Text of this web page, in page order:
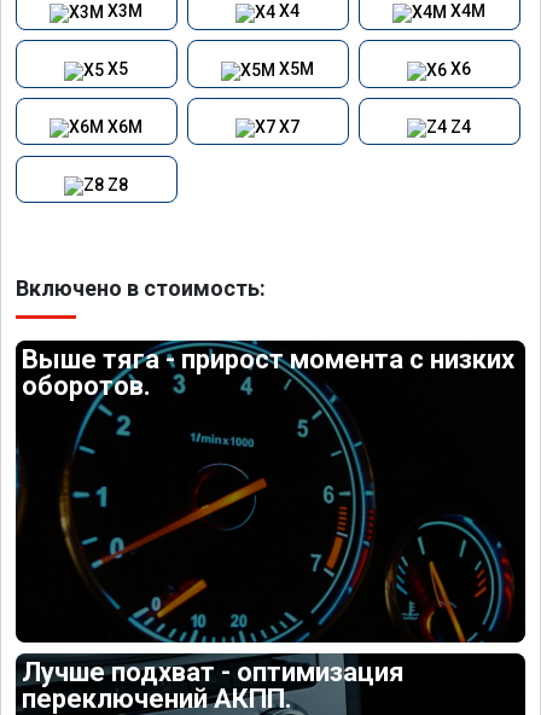
X3M X4 X4M
X5 X5M X6
X6M X7 Z4
Z8
Включено в стоимость:
Выше тяга - прирост момента с низких
оборотов.
Лучше подхват - оптимизация
переключений АКПП.